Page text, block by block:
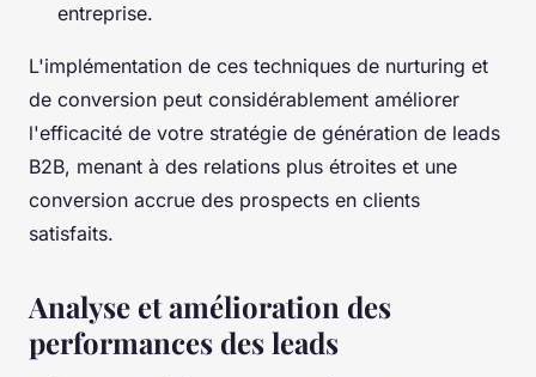
entreprise.
L'implémentation de ces techniques de nurturing et
de conversion peut considérablement améliorer
l'efficacité de votre stratégie de génération de leads
B2B, menant à des relations plus étroites et une
conversion accrue des prospects en clients
satisfaits.
Analyse et amélioration des
performances des leads